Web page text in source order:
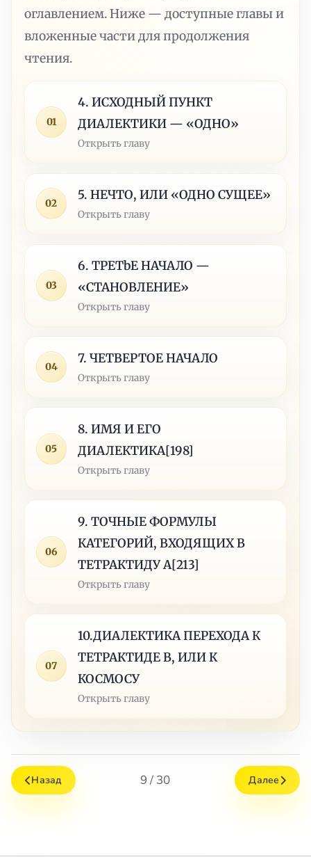
оглавлением. Ниже — доступные главы и
вложенные части для продолжения
чтения.
01
4. ИСХОДНЫЙ ПУНКТ
ДИАЛЕКТИКИ — «ОДНО»
Открыть главу
02
5. НЕЧТО, ИЛИ «ОДНО СУЩЕЕ»
Открыть главу
03
6. ТРЕТbЕ НАЧАЛО —
«СТАНОВЛЕНИЕ»
Открыть главу
04
7. ЧЕТВЕРТОЕ НАЧАЛО
Открыть главу
05
8. ИМЯ И ЕГО
ДИАЛЕКТИКА[198]
Открыть главу
06
9. ТОЧНЫЕ ФОРМУЛЫ
КАТЕГОРИЙ, ВХОДЯЩИХ В
ТЕТРАКТИДУ А[213]
Открыть главу
07
10.ДИАЛЕКТИКА ПЕРЕХОДА К
ТЕТРАКТИДЕ В, ИЛИ К
КОСМОСУ
Открыть главу
Назад 9 / 30 Далее